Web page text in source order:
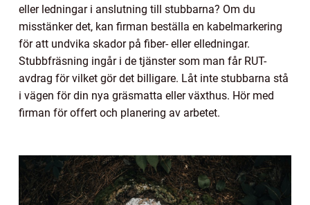
eller ledningar i anslutning till stubbarna? Om du
misstänker det, kan firman beställa en kabelmarkering
för att undvika skador på fiber- eller elledningar.
Stubbfräsning ingår i de tjänster som man får RUT-
avdrag för vilket gör det billigare. Låt inte stubbarna stå
i vägen för din nya gräsmatta eller växthus. Hör med
firman för offert och planering av arbetet.